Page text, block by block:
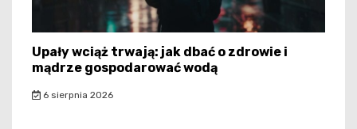
Upały wciąż trwają: jak dbać o zdrowie i
mądrze gospodarować wodą
6 sierpnia 2026